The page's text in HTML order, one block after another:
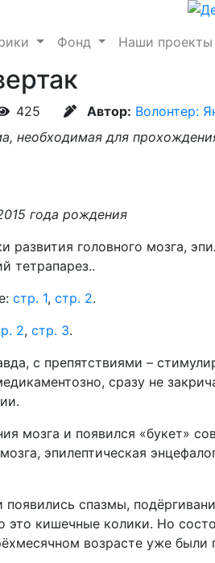
Фонд Наши проекты
425 Автор: Волонтер:
необходимая для
года рождения
развития головного мозга,
тетрапарез..
стр. 1, стр. 2.
2, стр. 3.
с препятствиями –
сразу не
мозга и появился «букет»
эпилептическая
спазмы,
это кишечные колики. Но
возрасте уже были